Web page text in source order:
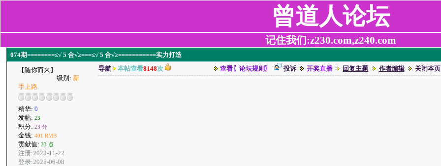
曾道人论坛
记住我们:z230.com,z240.com
074期========≤√ 5 合√≥===≤√ 5 合√≥===========实力打造
【随你而来】
级别: 新
手上路
精华:0
发帖:23
积分:23 分
金钱:401 RMB
贡献值:23 点
注册:2023-11-22
登录:2025-06-08
导航 本帖查看8148次 查看〖论坛规则〗 投诉 开奖直播 回复主题 作者编辑 关闭本页